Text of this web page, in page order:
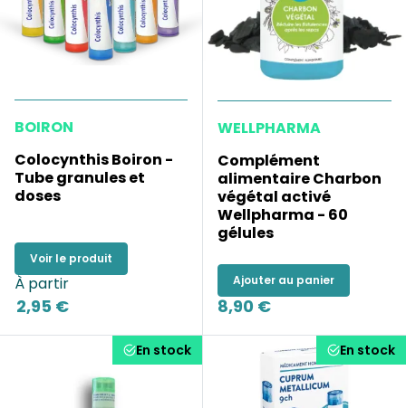
BOIRON
Colocynthis Boiron -
Tube granules et
doses
Voir le produit
À partir
2,95 €
WELLPHARMA
Complément
alimentaire Charbon
végétal activé
Wellpharma - 60
gélules
Ajouter au panier
8,90 €
En stock En stock